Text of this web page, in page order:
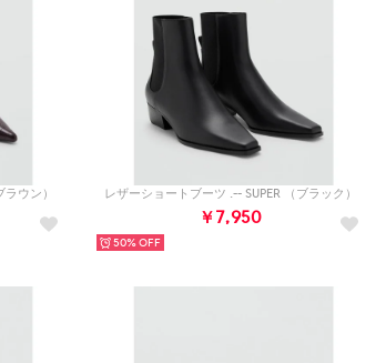
ウン） レザーショートブーツ .-- SUPER （ブラック）
￥7,950
50%